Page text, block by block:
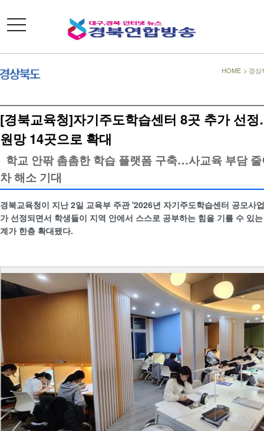
toggle
navigation
HOME > 경상
[경북교육청]자기주도학습센터 8곳 추가 선
원망 14곳으로 확대
학교 안팎 촘촘한 학습 플랫폼 구축…사교육 부담
차 해소 기대
경북교육청이 지난 2일 교육부 주관 '2026년 자기주도학습센터 공모사
가 선정되면서 학생들이 지역 안에서 스스로 공부하는 힘을 기를 수 있
계가 한층 확대됐다.